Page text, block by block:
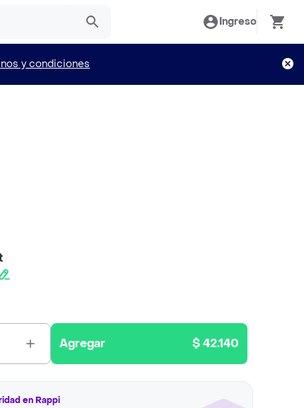
Ingreso
y condiciones
Agregar $ 42.140
en Rappi